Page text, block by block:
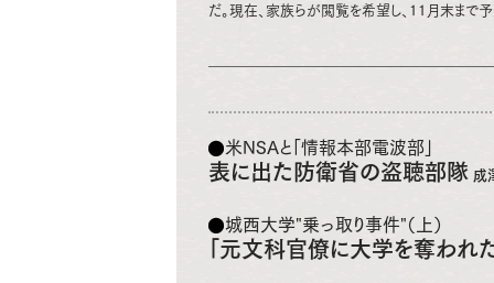
だ。現在、家族らが閲覧を希望し、11月末まで
米NSAと「情報本部電波部」
表に出た防衛省の盗聴部隊 成
城西大学"乗っ取り事件"（上）
「元文科官僚に大学を奪わ